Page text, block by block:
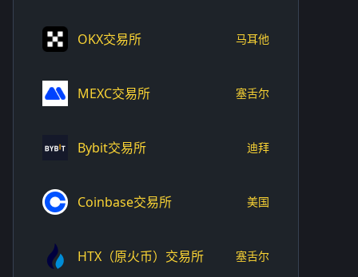
OKX交易所 马耳他
MEXC交易所 塞舌尔
Bybit交易所 迪拜
Coinbase交易所 美国
HTX（原火币）交易所 塞舌尔